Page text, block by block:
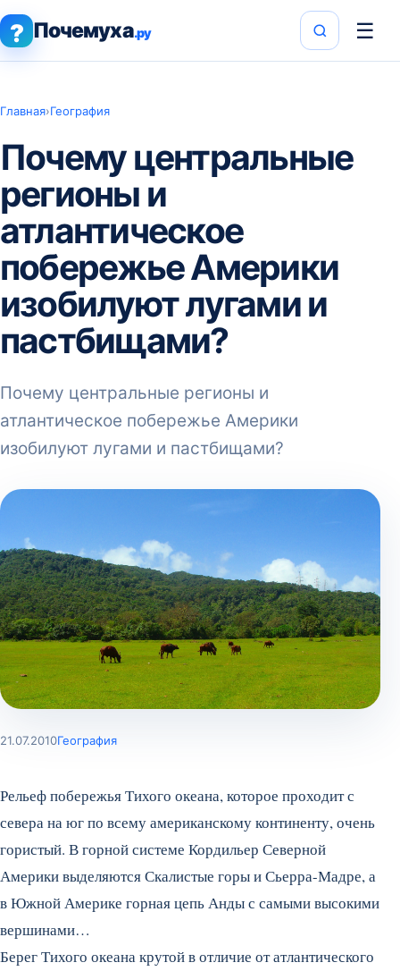
? Почемуха.ру ☰
Главная›География
Почему центральные
регионы и
атлантическое
побережье Америки
изобилуют лугами и
пастбищами?
Почему центральные регионы и
атлантическое побережье Америки
изобилуют лугами и пастбищами?
21.07.2010География
Рельеф побережья Тихого океана, которое проходит с
севера на юг по всему американскому континенту, очень
гористый. В горной системе Кордильер Северной
Америки выделяются Скалистые горы и Сьерра-Мадре, а
в Южной Америке горная цепь Анды с самыми высокими
вершинами…
Берег Тихого океана крутой в отличие от атлантического